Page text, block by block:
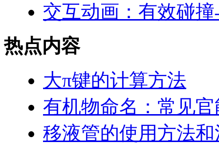
交互动画：有效碰
热点内容
大π键的计算方法
有机物命名：常见
移液管的使用方法